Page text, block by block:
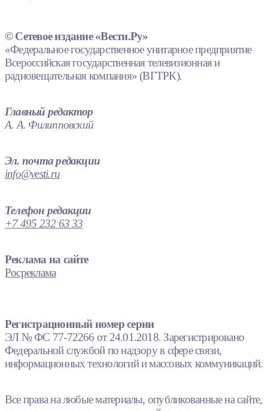
© Сетевое издание «Вести.Ру»
«Федеральное государственное унитарное предприятие
Всероссийская государственная телевизионная и
радиовещательная компания» (ВГТРК).
Главный редактор
А. А. Филипповский
Эл. почта редакции
info@vesti.ru
Телефон редакции
+7 495 232 63 33
Реклама на сайте
Росреклама
Регистрационный номер серии
ЭЛ № ФС 77-72266 от 24.01.2018. Зарегистрировано
Федеральной службой по надзору в сфере связи,
информационных технологий и массовых коммуникаций.
Все права на любые материалы, опубликованные на сайте,